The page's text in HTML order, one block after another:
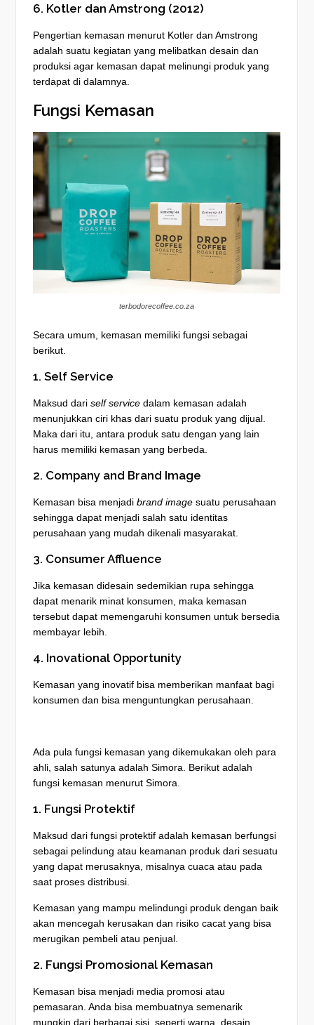
6. Kotler dan Amstrong (2012)
Pengertian kemasan menurut Kotler dan Amstrong
adalah suatu kegiatan yang melibatkan desain dan
produksi agar kemasan dapat melinungi produk yang
terdapat di dalamnya.
Fungsi Kemasan
terbodorecoffee.co.za
Secara umum, kemasan memiliki fungsi sebagai
berikut.
1. Self Service
Maksud dari self servicedalam kemasan adalah
menunjukkan ciri khas dari suatu produk yang dijual.
Maka dari itu, antara produk satu dengan yang lain
harus memiliki kemasan yang berbeda.
2. Company and Brand Image
Kemasan bisa menjadi brand imagesuatu perusahaan
sehingga dapat menjadi salah satu identitas
perusahaan yang mudah dikenali masyarakat.
3. Consumer Affluence
Jika kemasan didesain sedemikian rupa sehingga
dapat menarik minat konsumen, maka kemasan
tersebut dapat memengaruhi konsumen untuk bersedia
membayar lebih.
4. Inovational Opportunity
Kemasan yang inovatif bisa memberikan manfaat bagi
konsumen dan bisa menguntungkan perusahaan.
Ada pula fungsi kemasan yang dikemukakan oleh para
ahli, salah satunya adalah Simora. Berikut adalah
fungsi kemasan menurut Simora.
1. Fungsi Protektif
Maksud dari fungsi protektif adalah kemasan berfungsi
sebagai pelindung atau keamanan produk dari sesuatu
yang dapat merusaknya, misalnya cuaca atau pada
saat proses distribusi.
Kemasan yang mampu melindungi produk dengan baik
akan mencegah kerusakan dan risiko cacat yang bisa
merugikan pembeli atau penjual.
2. Fungsi Promosional Kemasan
Kemasan bisa menjadi media promosi atau
pemasaran. Anda bisa membuatnya semenarik
mungkin dari berbagai sisi, seperti warna, desain,